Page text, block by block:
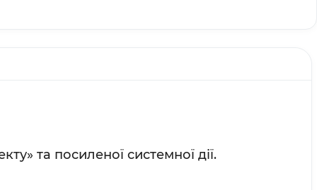
та посиленої системної дії.